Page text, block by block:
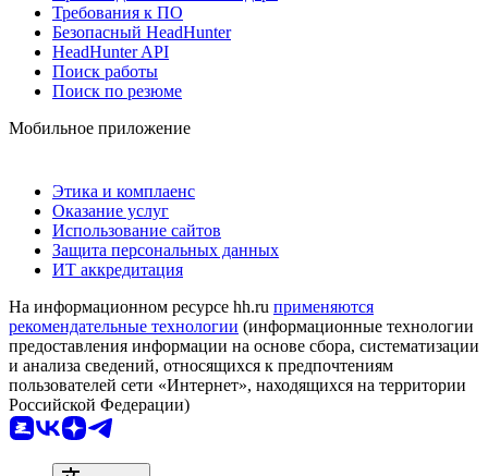
Требования к ПО
Безопасный HeadHunter
HeadHunter API
Поиск работы
Поиск по резюме
Мобильное приложение
Этика и комплаенс
Оказание услуг
Использование сайтов
Защита персональных данных
ИТ аккредитация
На информационном ресурсе hh.ru применяются
рекомендательные технологии (информационные технологии
предоставления информации на основе сбора, систематизации
и анализа сведений, относящихся к предпочтениям
пользователей сети «Интернет», находящихся на территории
Российской Федерации)